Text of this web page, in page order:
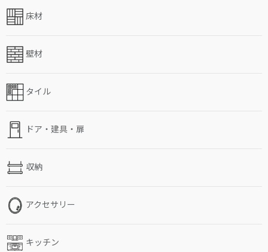
床材
壁材
タイル
ドア・建具・扉
収納
アクセサリー
キッチン